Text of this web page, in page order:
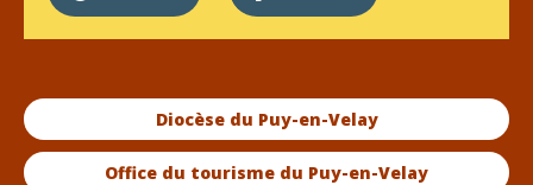
Diocèse du Puy-en-Velay
Office du tourisme du Puy-en-Velay